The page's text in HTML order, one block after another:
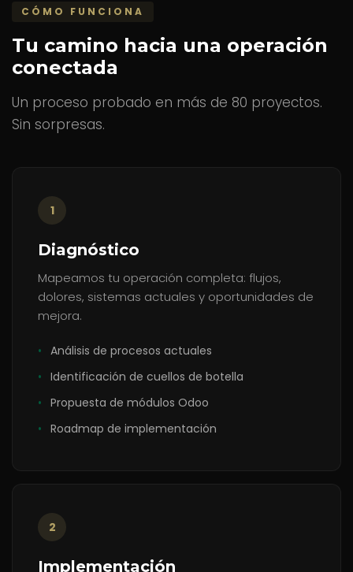
CÓMO FUNCIONA
Tu camino hacia una operación
conectada
Un proceso probado en más de 80 proyectos.
Sin sorpresas.
1
Diagnóstico
Mapeamos tu operación completa: flujos,
dolores, sistemas actuales y oportunidades de
mejora.
• Análisis de procesos actuales
• Identificación de cuellos de botella
• Propuesta de módulos Odoo
• Roadmap de implementación
2
Implementación